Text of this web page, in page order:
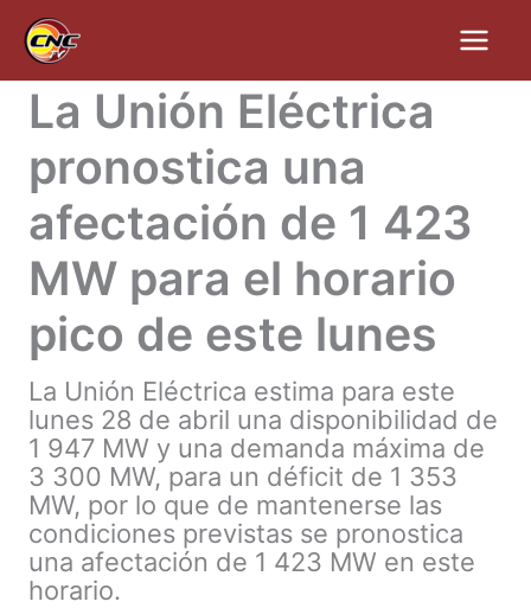
contenido
La Unión Eléctrica
pronostica una
afectación de 1 423
MW para el horario
pico de este lunes
La Unión Eléctrica estima para este
lunes 28 de abril una disponibilidad de
1 947 MW y una demanda máxima de
3 300 MW, para un déficit de 1 353
MW, por lo que de mantenerse las
condiciones previstas se pronostica
una afectación de 1 423 MW en este
horario.